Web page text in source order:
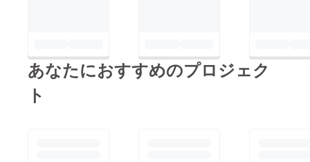
す！ここまで読んでく
ださりありがとうござ
あなたにおすすめのプロジェク
ト